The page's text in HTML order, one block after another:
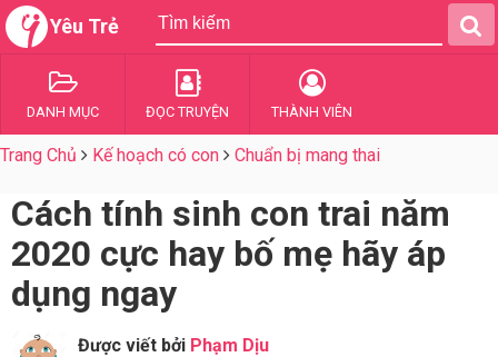
Yêu Trẻ
DANH MỤC ĐỌC TRUYỆN THÀNH VIÊN
Trang Chủ Kế hoạch có con Chuẩn bị mang thai
Cách tính sinh con trai năm
2020 cực hay bố mẹ hãy áp
dụng ngay
Được viết bởi Phạm Dịu